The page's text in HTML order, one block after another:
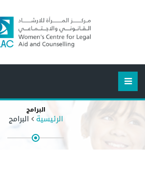
البرامج
الرئيسية البرامج